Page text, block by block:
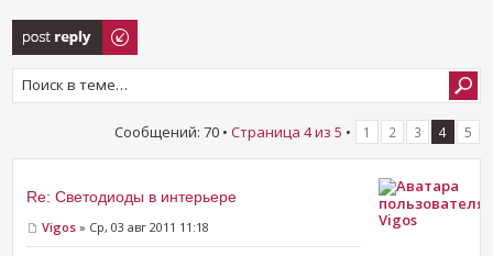
Ответить
Сообщений: 70 • Страница 4из 5 • 1 2 3 4 5
Re: Светодиоды в интерьере
Vigos » Ср, 03 авг 2011 11:18 Vigos